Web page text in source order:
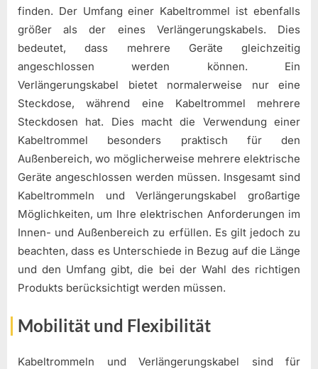
finden. Der Umfang einer Kabeltrommel ist ebenfalls
größer als der eines Verlängerungskabels. Dies
bedeutet, dass mehrere Geräte gleichzeitig
angeschlossen werden können. Ein
Verlängerungskabel bietet normalerweise nur eine
Steckdose, während eine Kabeltrommel mehrere
Steckdosen hat. Dies macht die Verwendung einer
Kabeltrommel besonders praktisch für den
Außenbereich, wo möglicherweise mehrere elektrische
Geräte angeschlossen werden müssen. Insgesamt sind
Kabeltrommeln und Verlängerungskabel großartige
Möglichkeiten, um Ihre elektrischen Anforderungen im
Innen- und Außenbereich zu erfüllen. Es gilt jedoch zu
beachten, dass es Unterschiede in Bezug auf die Länge
und den Umfang gibt, die bei der Wahl des richtigen
Produkts berücksichtigt werden müssen.
Mobilität und Flexibilität
Kabeltrommeln und Verlängerungskabel sind für